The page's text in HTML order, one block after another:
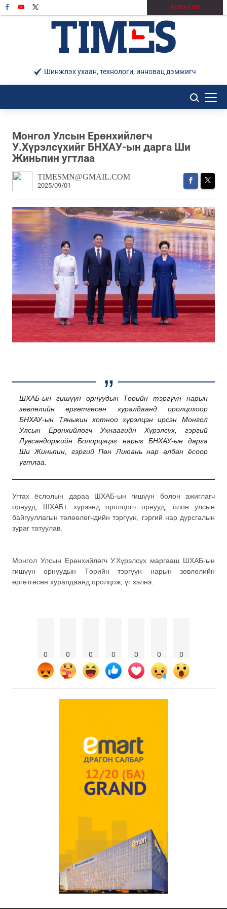
Шинжлэх ухаан, технологи, инновац дэмжигч
Монгол Улсын Ерөнхийлөгч
У.Хүрэлсүхийг БНХАУ-ын дарга Ши
Жиньпин угтлаа
TIMESMN@GMAIL.COM
2025/09/01
ШХАБ-ын гишүүн орнуудын Төрийн тэргүүн нарын
зөвлөлийн өргөтгөсөн хуралдаанд оролцохоор
БНХАУ-ын Тяньжин хотноо хүрэлцэн ирсэн Монгол
Улсын Ерөнхийлөгч Ухнаагийн Хүрэлсүх, гэргий
Лувсандоржийн Болорцэцэг нарыг БНХАУ-ын дарга
Ши Жиньпин, гэргий Пөн Лиюань нар албан ёсоор
угтлаа.
Угтах ёслолын дараа ШХАБ-ын гишүүн болон ажиглагч
орнууд, ШХАБ+ хүрээнд оролцогч орнууд, олон улсын
байгууллагын төлөөлөгчдийн тэргүүн, гэргий нар дурсгалын
зураг татуулав.
Монгол Улсын Ерөнхийлөгч У.Хүрэлсүх маргааш ШХАБ-ын
гишүүн орнуудын Төрийн тэргүүн нарын зөвлөлийн
өргөтгөсөн хуралдаанд оролцож, үг хэлнэ.
0 0 0 0 0 0 0